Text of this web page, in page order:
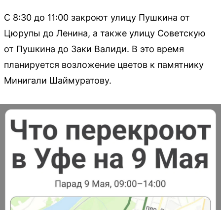
С 8:30 до 11:00 закроют улицу Пушкина от
Цюрупы до Ленина, а также улицу Советскую
от Пушкина до Заки Валиди. В это время
планируется возложение цветов к памятнику
Минигали Шаймуратову.